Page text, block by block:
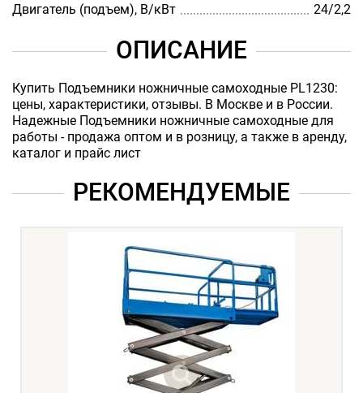
Двигатель (подъем), В/кВт
24/2,2
ОПИСАНИЕ
Купить Подъемники ножничные самоходные PL1230:
цены, характеристики, отзывы. В Москве и в России.
Надежные Подъемники ножничные самоходные для
работы - продажа оптом и в розницу, а также в аренду,
каталог и прайс лист
РЕКОМЕНДУЕМЫЕ